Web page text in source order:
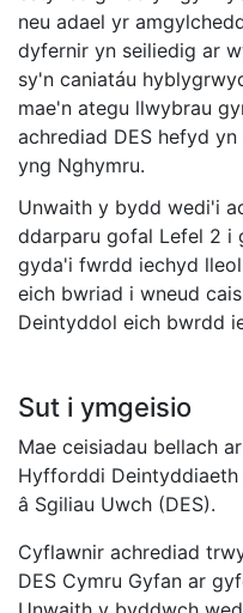
neu adael yr
dyfernir yn seiliedig ar
sy'n caniatáu
mae'n ategu llwybrau
achrediad DES hefyd
yng Nghymru.
Unwaith y bydd wedi'i
ddarparu gofal Lefel 2 i
gyda'i fwrdd iechyd
eich bwriad i wneud
Deintyddol eich bwrdd
Sut i ymgeisio
Mae ceisiadau bellach
Hyfforddi
â Sgiliau Uwch (DES).
Cyflawnir achrediad
DES Cymru Gyfan ar